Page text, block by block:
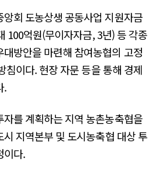
회 도농상생 공동사업 지원자금
100억원(무이자자금, 3년) 등 각종
방안을 마련해 참여농협의 고정
침이다. 현장 자문 등을 통해 경제
.
를 계획하는 지역 농촌농축협을
지역본부 및 도시농축협 대상 투
이다.